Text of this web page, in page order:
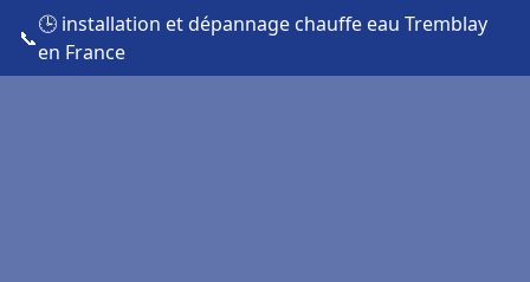
📞
🕒 installation et dépannage chauffe eau Tremblay
en France